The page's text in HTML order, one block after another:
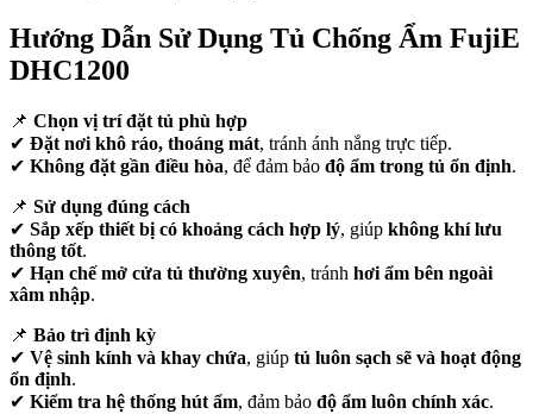
Hướng Dẫn Sử Dụng Tủ Chống Ẩm FujiE
DHC1200
📌 Chọn vị trí đặt tủ phù hợp
✔ Đặt nơi khô ráo, thoáng mát, tránh ánh nắng trực tiếp.
✔ Không đặt gần điều hòa, để đảm bảo độ ẩm trong tủ ổn định.
📌 Sử dụng đúng cách
✔ Sắp xếp thiết bị có khoảng cách hợp lý, giúp không khí lưu
thông tốt.
✔ Hạn chế mở cửa tủ thường xuyên, tránh hơi ẩm bên ngoài
xâm nhập.
📌 Bảo trì định kỳ
✔ Vệ sinh kính và khay chứa, giúp tủ luôn sạch sẽ và hoạt động
ổn định.
✔ Kiểm tra hệ thống hút ẩm, đảm bảo độ ẩm luôn chính xác.